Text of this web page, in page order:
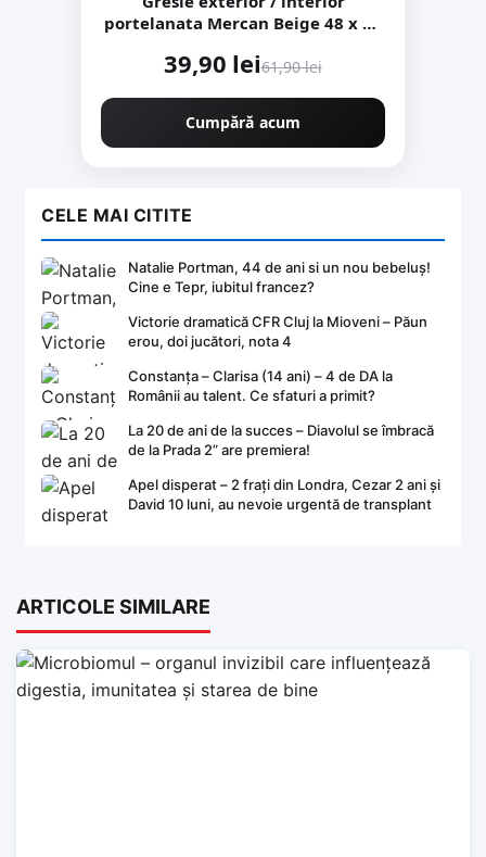
portelanata Mercan Beige 48 x 48
39,90 lei61,90 lei
Cumpără acum
CELE MAI CITITE
Natalie Portman, 44 de ani si un nou bebeluș!
Cine e Tepr, iubitul francez?
Victorie dramatică CFR Cluj la Mioveni – Păun
erou, doi jucători, nota 4
Constanța – Clarisa (14 ani) – 4 de DA la
Românii au talent. Ce sfaturi a primit?
La 20 de ani de la succes – Diavolul se îmbracă
de la Prada 2” are premiera!
Apel disperat – 2 frați din Londra, Cezar 2 ani și
David 10 luni, au nevoie urgentă de transplant
ARTICOLE SIMILARE